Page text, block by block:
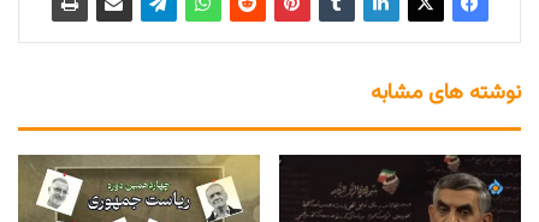
نوشته های مشابه